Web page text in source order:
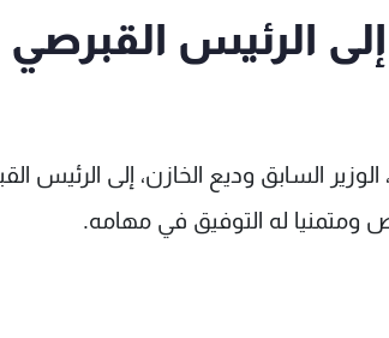
الرئيس القبرصي
الوزير السابق وديع الخازن، إلى
ومتمنيا له التوفيق في مهامه.